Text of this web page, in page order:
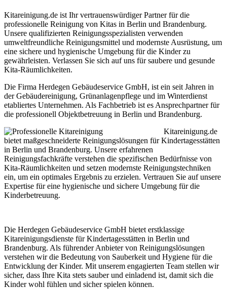
Kitareinigung.de ist Ihr vertrauenswürdiger Partner für die
professionelle Reinigung von Kitas in Berlin und Brandenburg.
Unsere qualifizierten Reinigungsspezialisten verwenden
umweltfreundliche Reinigungsmittel und modernste Ausrüstung, um
eine sichere und hygienische Umgebung für die Kinder zu
gewährleisten. Verlassen Sie sich auf uns für saubere und gesunde
Kita-Räumlichkeiten.
Die Firma Herdegen Gebäudeservice GmbH, ist ein seit Jahren in
der Gebäudereinigung, Grünanlagenpflege und im Winterdienst
etabliertes Unternehmen. Als Fachbetrieb ist es Ansprechpartner für
die professionell Objektbetreuung in Berlin und Brandenburg.
Kitareinigung.de
bietet maßgeschneiderte Reinigungslösungen für Kindertagesstätten
in Berlin und Brandenburg. Unsere erfahrenen
Reinigungsfachkräfte verstehen die spezifischen Bedürfnisse von
Kita-Räumlichkeiten und setzen modernste Reinigungstechniken
ein, um ein optimales Ergebnis zu erzielen. Vertrauen Sie auf unsere
Expertise für eine hygienische und sichere Umgebung für die
Kinderbetreuung.
Die Herdegen Gebäudeservice GmbH bietet erstklassige
Kitareinigungsdienste für Kindertagesstätten in Berlin und
Brandenburg. Als führender Anbieter von Reinigungslösungen
verstehen wir die Bedeutung von Sauberkeit und Hygiene für die
Entwicklung der Kinder. Mit unserem engagierten Team stellen wir
sicher, dass Ihre Kita stets sauber und einladend ist, damit sich die
Kinder wohl fühlen und sicher spielen können.